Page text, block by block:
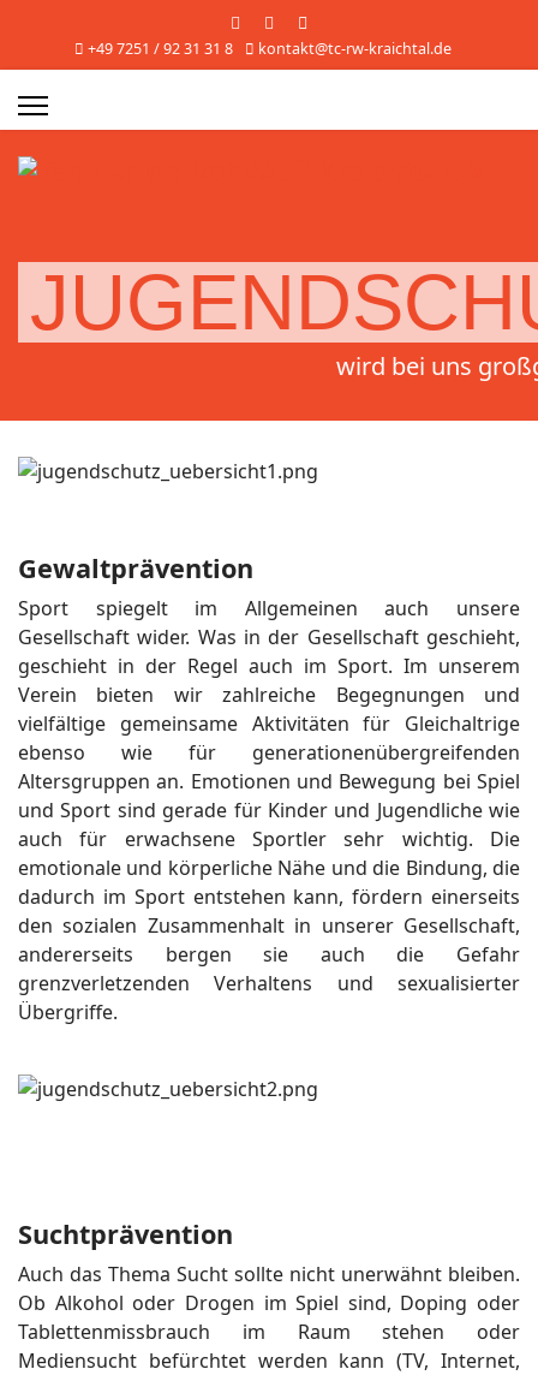
+49 7251 / 92 31 31 8 kontakt@tc-rw-kraichtal.de
wird bei uns
Gewaltprävention
Sport spiegelt im Allgemeinen auch unsere
Gesellschaft wider. Was in der Gesellschaft geschieht,
geschieht in der Regel auch im Sport. Im unserem
Verein bieten wir zahlreiche Begegnungen und
vielfältige gemeinsame Aktivitäten für Gleichaltrige
ebenso wie für generationenübergreifenden
Altersgruppen an. Emotionen und Bewegung bei Spiel
und Sport sind gerade für Kinder und Jugendliche wie
auch für erwachsene Sportler sehr wichtig. Die
emotionale und körperliche Nähe und die Bindung, die
dadurch im Sport entstehen kann, fördern einerseits
den sozialen Zusammenhalt in unserer Gesellschaft,
andererseits bergen sie auch die Gefahr
grenzverletzenden Verhaltens und sexualisierter
Übergriffe.
Suchtprävention
Auch das Thema Sucht sollte nicht unerwähnt bleiben.
Ob Alkohol oder Drogen im Spiel sind, Doping oder
Tablettenmissbrauch im Raum stehen oder
Mediensucht befürchtet werden kann (TV, Internet,